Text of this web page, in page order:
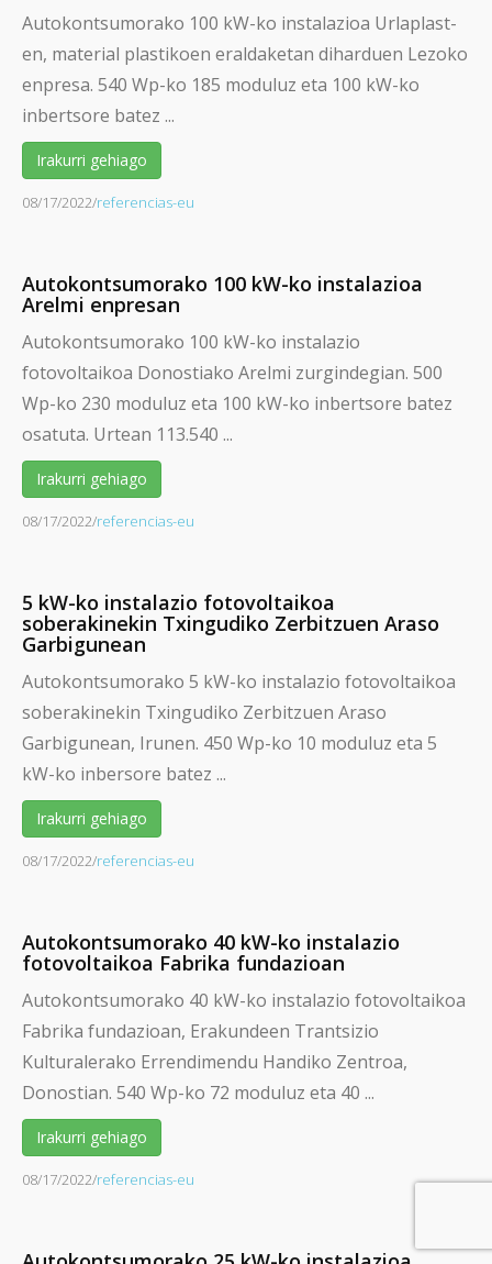
Autokontsumorako 100 kW-ko instalazioa Urlaplast-
en, material plastikoen eraldaketan diharduen Lezoko
enpresa. 540 Wp-ko 185 moduluz eta 100 kW-ko
inbertsore batez ...
Irakurri gehiago
08/17/2022/referencias-eu
Autokontsumorako 100 kW-ko instalazioa
Arelmi enpresan
Autokontsumorako 100 kW-ko instalazio
fotovoltaikoa Donostiako Arelmi zurgindegian. 500
Wp-ko 230 moduluz eta 100 kW-ko inbertsore batez
osatuta. Urtean 113.540 ...
Irakurri gehiago
08/17/2022/referencias-eu
5 kW-ko instalazio fotovoltaikoa
soberakinekin Txingudiko Zerbitzuen Araso
Garbigunean
Autokontsumorako 5 kW-ko instalazio fotovoltaikoa
soberakinekin Txingudiko Zerbitzuen Araso
Garbigunean, Irunen. 450 Wp-ko 10 moduluz eta 5
kW-ko inbersore batez ...
Irakurri gehiago
08/17/2022/referencias-eu
Autokontsumorako 40 kW-ko instalazio
fotovoltaikoa Fabrika fundazioan
Autokontsumorako 40 kW-ko instalazio fotovoltaikoa
Fabrika fundazioan, Erakundeen Trantsizio
Kulturalerako Errendimendu Handiko Zentroa,
Donostian. 540 Wp-ko 72 moduluz eta 40 ...
Irakurri gehiago
08/17/2022/referencias-eu